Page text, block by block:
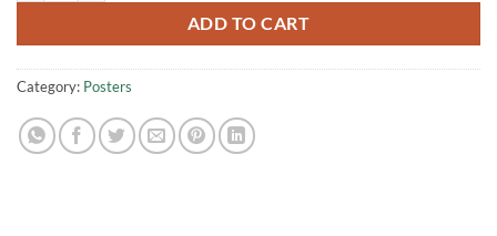
ADD TO CART
Category: Posters